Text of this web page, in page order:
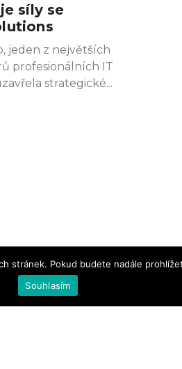
síly se
jeden z největších
profesionálních IT
strategické
stránek. Pokud budete nadále
Souhlasím